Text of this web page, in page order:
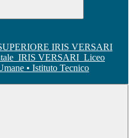
IRIS VERSARI Liceo
• Istituto Tecnico